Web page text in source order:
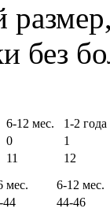
без
6-12 мес.
1-2 года
0
1
11
12
мес.
6-12 мес.
44 44-46